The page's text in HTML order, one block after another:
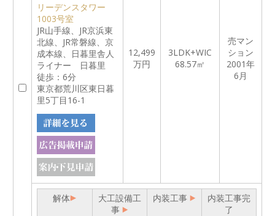
リーデンスタワー
1003号室
JR山手線、JR京浜東
北線、JR常磐線、京
成本線、日暮里舎人
ライナー 日暮里
徒歩：6分
東京都荒川区東日暮
里5丁目16-1
12,499
万円
3LDK+WIC
68.57㎡
売マン
ション
2001年
6月
解体
大工設備工
事
内装工事
内装工事完
了